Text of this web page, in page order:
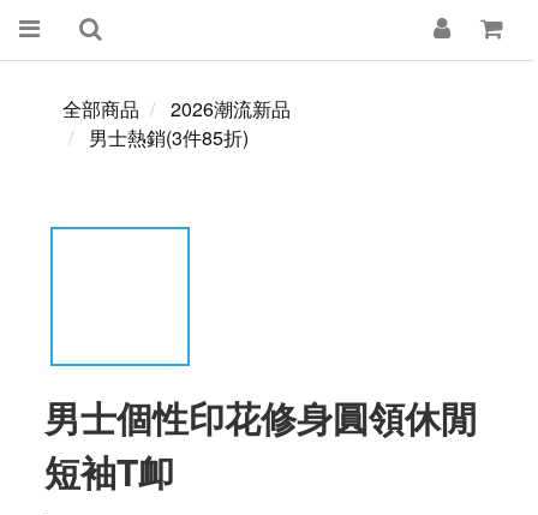
全部商品
2026潮流新品
男士熱銷(3件85折)
男士個性印花修身圓領休閒
短袖T卹